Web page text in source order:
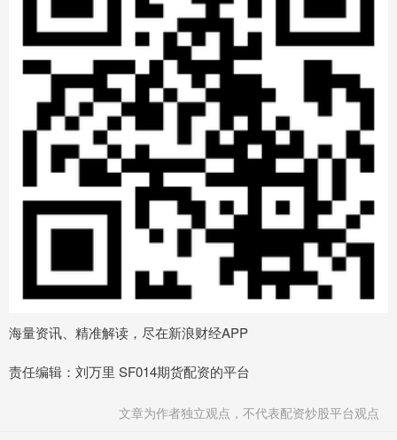
海量资讯、精准解读，尽在新浪财经APP
责任编辑：刘万里 SF014期货配资的平台
文章为作者独立观点，不代表配资炒股平台观点